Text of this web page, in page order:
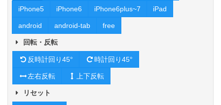
iPhone5 iPhone6 iPhone6plus~7 iPad
android android-tab free
回転・反転
反時計回り45° 時計回り45°
左右反転 上下反転
リセット